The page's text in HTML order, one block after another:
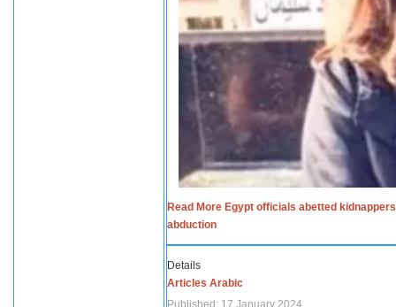
Read More Egypt officials abetted
abduction
Details
Articles Arabic
Published: 17 January 2024